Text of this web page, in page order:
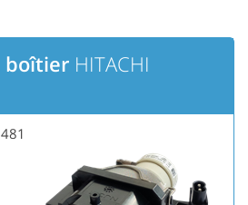
boîtier HITACHI